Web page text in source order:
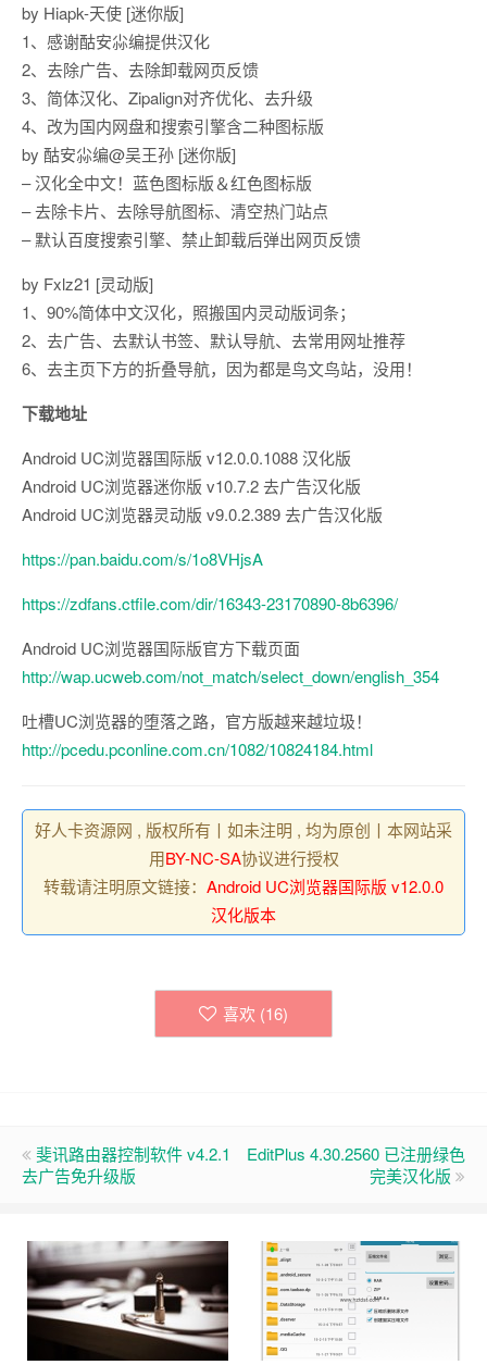
by Hiapk-天使 [迷你版]
1、感谢酤安尛编提供汉化
2、去除广告、去除卸载网页反馈
3、简体汉化、Zipalign对齐优化、去升级
4、改为国内网盘和搜索引擎含二种图标版
by 酤安尛编@吴王孙 [迷你版]
– 汉化全中文！蓝色图标版＆红色图标版
– 去除卡片、去除导航图标、清空热门站点
– 默认百度搜索引擎、禁止卸载后弹出网页反馈
by Fxlz21 [灵动版]
1、90%简体中文汉化，照搬国内灵动版词条；
2、去广告、去默认书签、默认导航、去常用网址推荐
6、去主页下方的折叠导航，因为都是鸟文鸟站，没用！
下载地址
Android UC浏览器国际版 v12.0.0.1088 汉化版
Android UC浏览器迷你版 v10.7.2 去广告汉化版
Android UC浏览器灵动版 v9.0.2.389 去广告汉化版
https://pan.baidu.com/s/1o8VHjsA
https://zdfans.ctfile.com/dir/16343-23170890-8b6396/
Android UC浏览器国际版官方下载页面
http://wap.ucweb.com/not_match/select_down/english_354
吐槽UC浏览器的堕落之路，官方版越来越垃圾！
http://pcedu.pconline.com.cn/1082/10824184.html
好人卡资源网 , 版权所有丨如未注明 , 均为原创丨本网站采
用BY-NC-SA协议进行授权
转载请注明原文链接： Android UC浏览器国际版 v12.0.0
汉化版本
喜欢 (16)
斐讯路由器控制软件 v4.2.1
去广告免升级版
EditPlus 4.30.2560 已注册绿色
完美汉化版